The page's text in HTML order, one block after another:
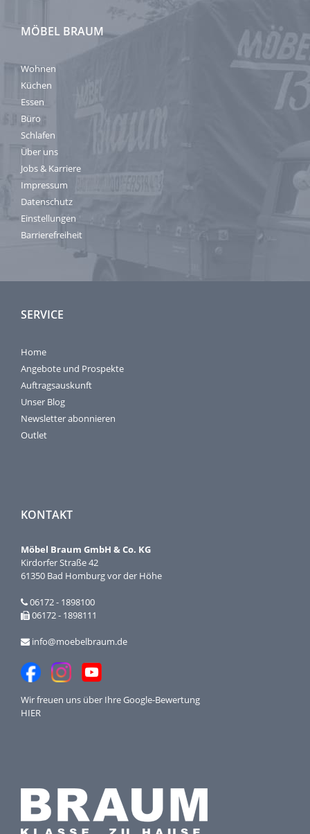
MÖBEL BRAUM
Wohnen
Küchen
Essen
Büro
Schlafen
Über uns
Jobs & Karriere
Impressum
Datenschutz
Einstellungen
Barrierefreiheit
SERVICE
Home
Angebote und Prospekte
Auftragsauskunft
Unser Blog
Newsletter abonnieren
Outlet
KONTAKT
Möbel Braum GmbH & Co. KG
Kirdorfer Straße 42
61350 Bad Homburg vor der Höhe
06172 - 1898100
06172 - 1898111
info@moebelbraum.de
Wir freuen uns über IhreGoogle-Bewertung
HIER